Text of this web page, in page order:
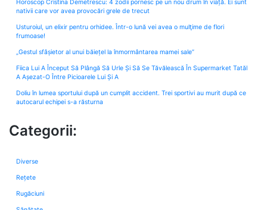
Horoscop Cristina Demetrescu: 4 zodii pornesc pe un nou drum în viață. Ei sunt
nativii care vor avea provocări grele de trecut
Usturoiul, un elixir pentru orhidee. Într-o lună vei avea o mulţime de flori
frumoase!
„Gestul sfâșietor al unui băiețel la înmormântarea mamei sale”
Fiica Lui A Început Să Plângă Să Urle Și Să Se Tăvălească În Supermarket Tatăl
A Așezat-O Între Picioarele Lui Și A
Doliu în lumea sportului după un cumplit accident. Trei sportivi au murit după ce
autocarul echipei s-a răsturna
Categorii:
Diverse
Rețete
Rugăciuni